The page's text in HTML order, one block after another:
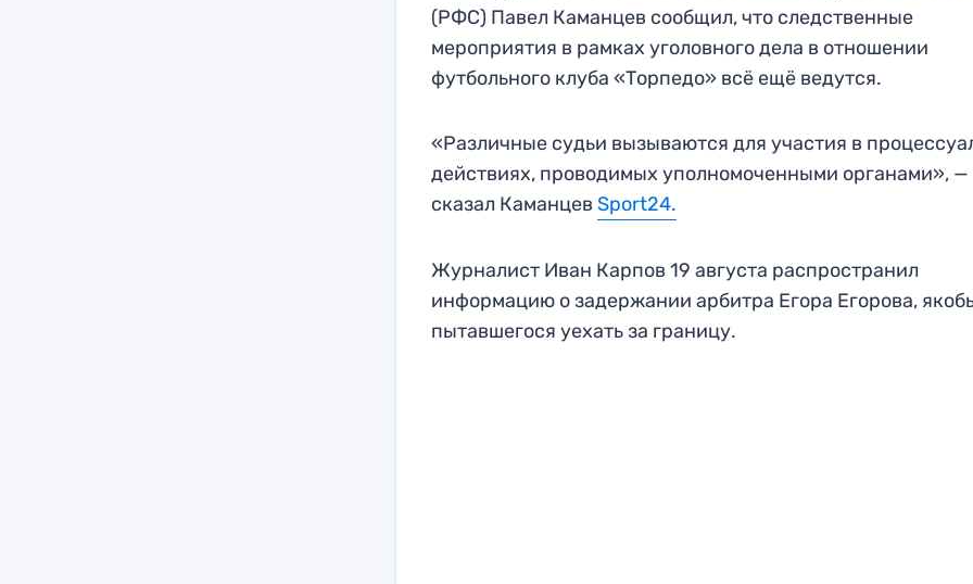
(РФС) Павел Каманцев сообщил, что следственные
мероприятия в рамках уголовного дела в отношении
футбольного клуба «Торпедо» всё ещё ведутся.
«Различные судьи вызываются для участия в
действиях, проводимых уполномоченными органами», —
сказал КаманцевSport24.
Журналист Иван Карпов 19 августа распространил
информацию о задержании арбитра Егора Егорова,
пытавшегося уехать за границу.